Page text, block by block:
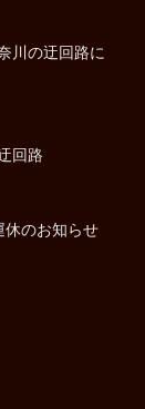
川の迂回路に
回路
休のお知らせ